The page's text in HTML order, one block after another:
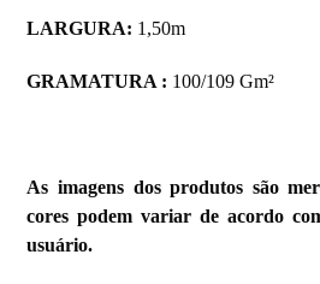
LARGURA: 1,50m
GRAMATURA : 100/109 Gm²
As imagens dos produtos são
cores podem variar de acordo
usuário.